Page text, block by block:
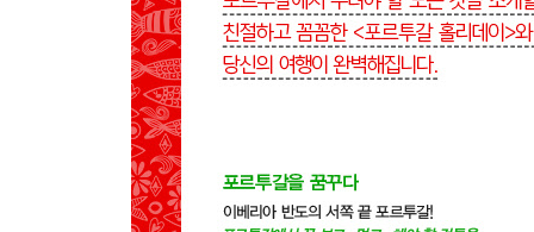
EAT
02 바이샤&호시우
MAP
SEE
EAT